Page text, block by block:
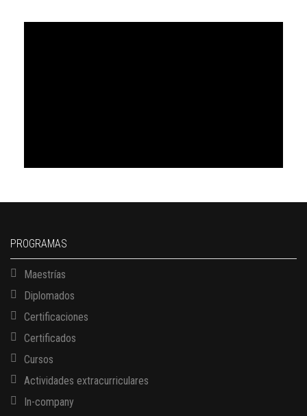
PROGRAMAS
Maestrías
Diplomados
Certificaciones
Certificados
Cursos
Actividades extracurriculares
In-company